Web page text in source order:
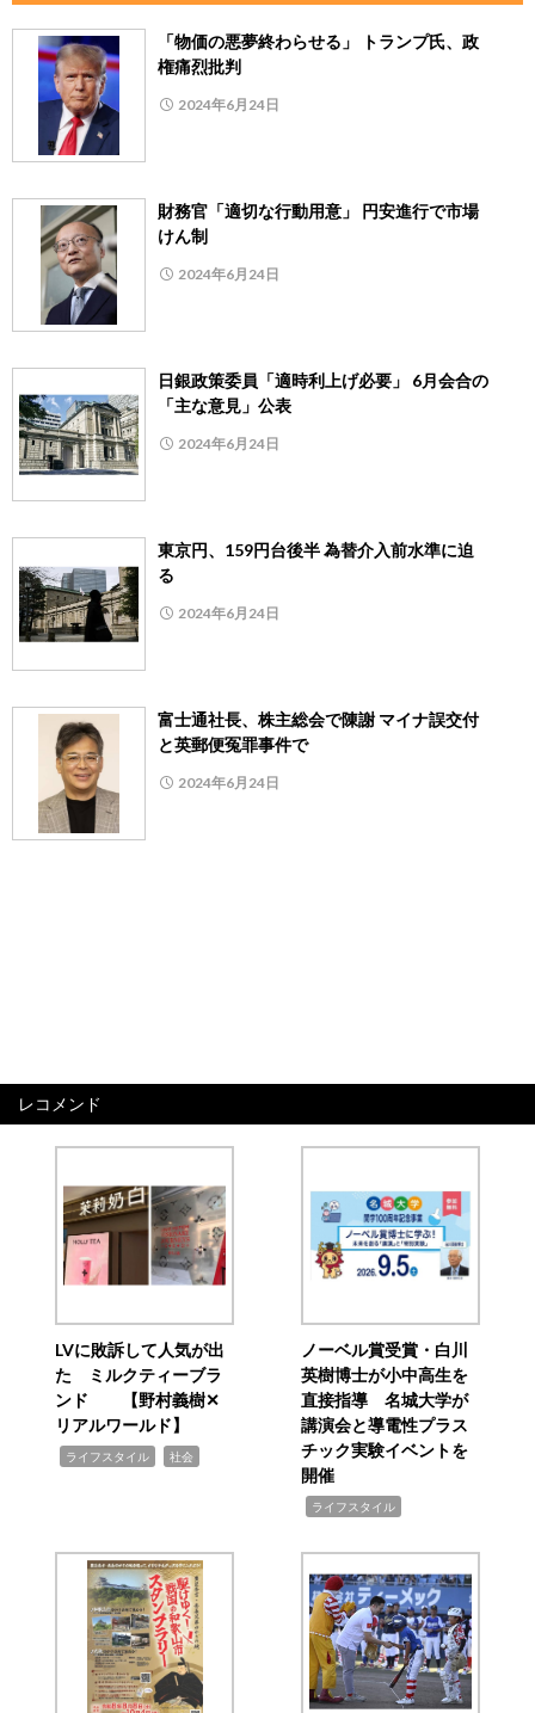
「物価の悪夢終わらせる」 トランプ氏、政
権痛烈批判
2024年6月24日
財務官「適切な行動用意」 円安進行で市場
けん制
2024年6月24日
日銀政策委員「適時利上げ必要」 6月会合の
「主な意見」公表
2024年6月24日
東京円、159円台後半 為替介入前水準に迫
る
2024年6月24日
富士通社長、株主総会で陳謝 マイナ誤交付
と英郵便冤罪事件で
2024年6月24日
レコメンド
LVに敗訴して人気が出
た ミルクティーブラ
ンド 【野村義樹✕
リアルワールド】
ライフスタイル 社会
ノーベル賞受賞・白川
英樹博士が小中高生を
直接指導 名城大学が
講演会と導電性プラス
チック実験イベントを
開催
ライフスタイル